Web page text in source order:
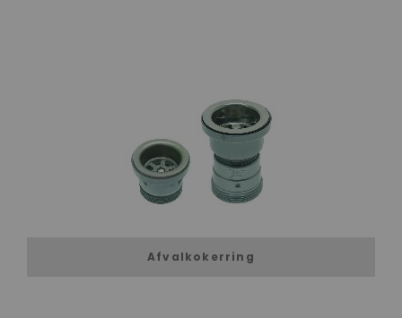
Afvalkokerring